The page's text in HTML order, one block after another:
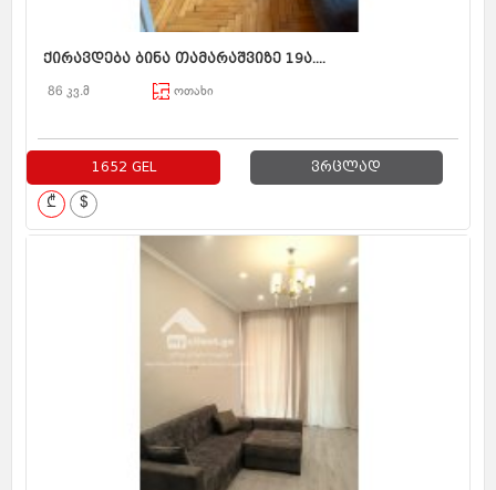
ქირავდება ბინა თამარაშვიზე 19ა....
86 კვ.მ ოთახი
1652 GEL ვრცლად
₾ $